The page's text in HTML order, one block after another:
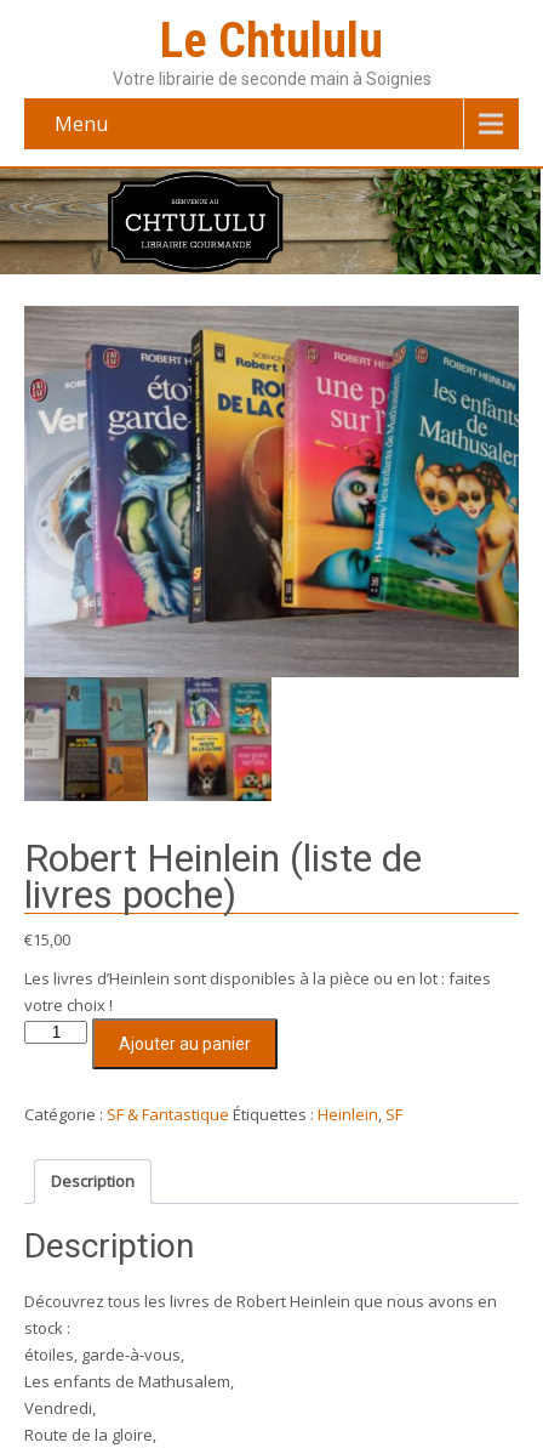
Le Chtululu
Votre librairie de seconde main à Soignies
Menu
Robert Heinlein (liste de
livres poche)
€15,00
Les livres d’Heinlein sont disponibles à la pièce ou en lot : faites
votre choix !
quantité
Heinlein
de
livres
Ajouter au panier
Catégorie : SF & Fantastique Étiquettes : Heinlein, SF
Description
Description
Découvrez tous les livres de Robert Heinlein que nous avons en
stock :
étoiles, garde-à-vous,
Les enfants de Mathusalem,
Vendredi,
Route de la gloire,